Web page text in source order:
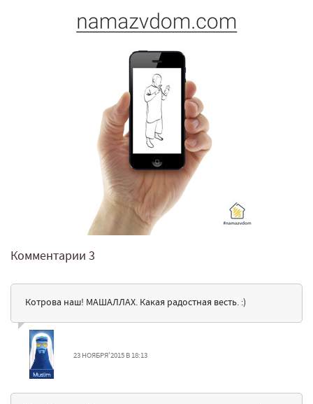
Комментарии 3
Котрова наш! МАШАЛЛАХ. Какая радостная весть. :)
23 НОЯБРЯ'2015 В 18:13